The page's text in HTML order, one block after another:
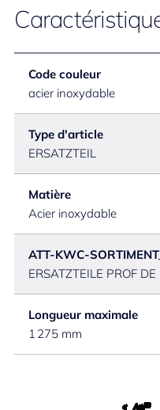
Code couleur
acier inoxydable
Type d'article
ERSATZTEIL
Matière
Acier inoxydable
ATT-KWC-
ERSATZTEILE PROF DE
Longueur maximale
1 275 mm